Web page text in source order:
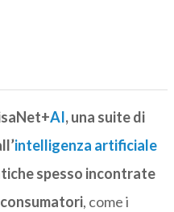
AI, una suite di
intelligenza artificiale
spesso incontrate
, come i